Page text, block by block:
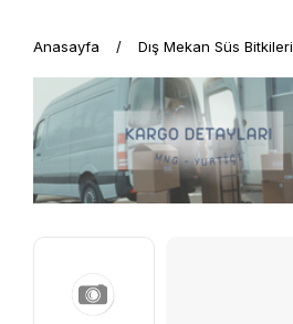
Anasayfa Dış Mekan Süs Bitkileri